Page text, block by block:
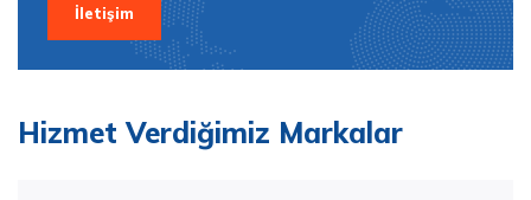
İletişim
Hizmet Verdiğimiz Markalar